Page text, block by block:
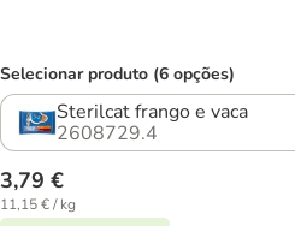
Selecionar produto (6 opções)
Sterilcat frango e vaca
2608729.4
3,79 €
11,15 € / kg